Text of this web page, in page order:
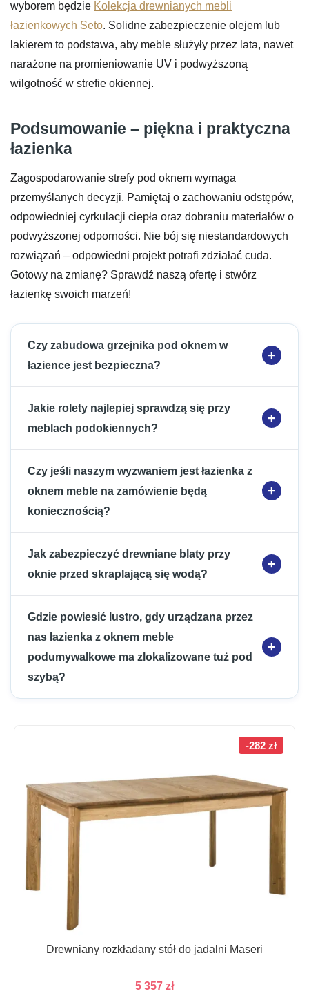
wyborem będzie Kolekcja drewnianych mebli
łazienkowych Seto. Solidne zabezpieczenie olejem lub
lakierem to podstawa, aby meble służyły przez lata, nawet
narażone na promieniowanie UV i podwyższoną
wilgotność w strefie okiennej.
Podsumowanie – piękna i praktyczna
łazienka
Zagospodarowanie strefy pod oknem wymaga
przemyślanych decyzji. Pamiętaj o zachowaniu odstępów,
odpowiedniej cyrkulacji ciepła oraz dobraniu materiałów o
podwyższonej odporności. Nie bój się niestandardowych
rozwiązań – odpowiedni projekt potrafi zdziałać cuda.
Gotowy na zmianę? Sprawdź naszą ofertę i stwórz
łazienkę swoich marzeń!
Czy zabudowa grzejnika pod oknem w
łazience jest bezpieczna?
Jakie rolety najlepiej sprawdzą się przy
meblach podokiennych?
Czy jeśli naszym wyzwaniem jest łazienka z
oknem meble na zamówienie będą
koniecznością?
Jak zabezpieczyć drewniane blaty przy
oknie przed skraplającą się wodą?
Gdzie powiesić lustro, gdy urządzana przez
nas łazienka z oknem meble
podumywalkowe ma zlokalizowane tuż pod
szybą?
-282 zł
Drewniany rozkładany stół do jadalni Maseri
5 357 zł